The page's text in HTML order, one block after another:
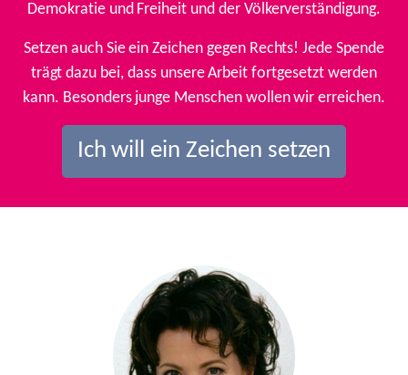
Demokratie und Freiheit und der Völkerverständigung.
Setzen auch Sie ein Zeichen gegen Rechts! Jede Spende
trägt dazu bei, dass unsere Arbeit fortgesetzt werden
kann. Besonders junge Menschen wollen wir erreichen.
Ich will ein Zeichen setzen